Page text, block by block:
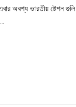
অবশ্য ভারতীয় ষ্টেশন গুলি